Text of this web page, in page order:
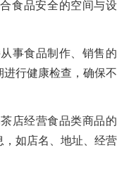
食品安全的空间与设
事食品制作、销售的
进行健康检查，确保不
店经营食品类商品的
如店名、地址、经营